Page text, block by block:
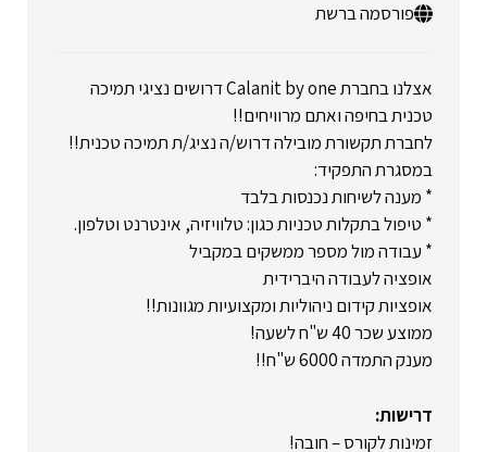
פורסמה ברשת
אצלנו בחברת Calanit by one דרושים נציגי תמיכה
טכנית בחיפה ואתם מרוויחים!!
לחברת תקשורת מובילה דרוש/ה נציג/ת תמיכה טכנית!!
במסגרת התפקיד:
* מענה לשיחות נכנסות בלבד
* טיפול בתקלות טכניות כגון: טלוויזיה, אינטרנט וטלפון.
* עבודה מול מספר ממשקים במקביל
אופציה לעבודה היברידית
אופציות קידום ניהוליות ומקצועיות מגוונות!!
ממוצע שכר 40 ש"ח לשעה!
מענק התמדה 6000 ש"ח!!
דרישות:
זמינות לקורס – חובה!